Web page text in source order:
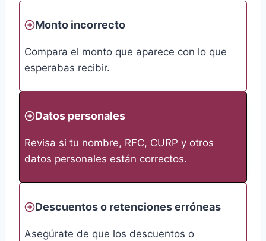
Monto incorrecto
Compara el monto que aparece con lo que
esperabas recibir.
Datos personales
Revisa si tu nombre, RFC, CURP y otros
datos personales están correctos.
Descuentos o retenciones erróneas
Asegúrate de que los descuentos o